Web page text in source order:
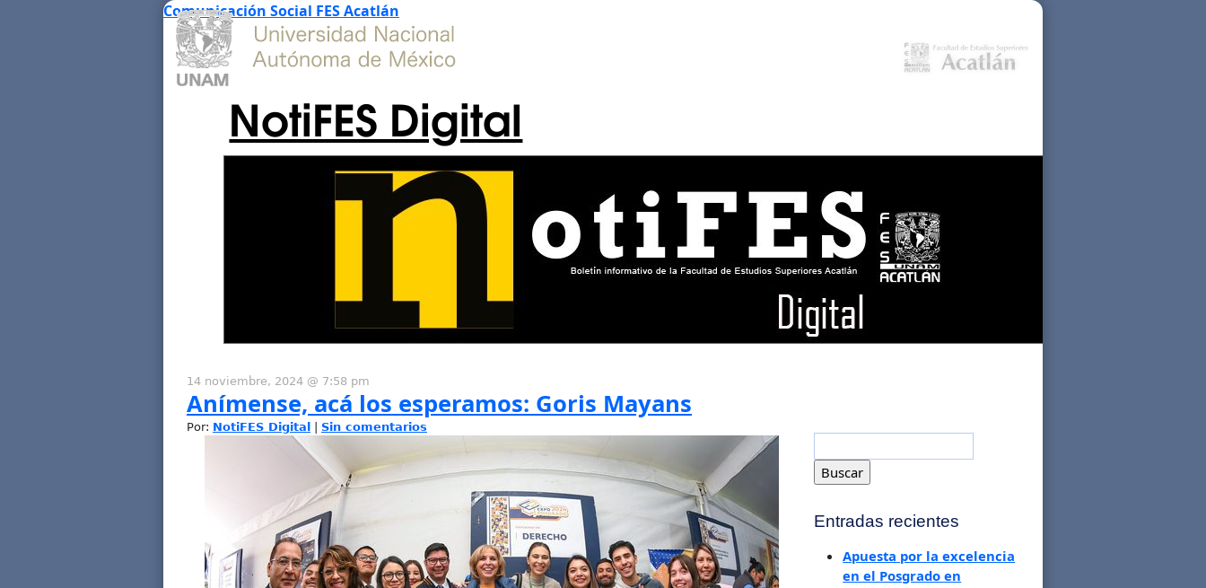
Comunicación Social FES Acatlán
NotiFES Digital
14 noviembre, 2024 @ 7:58 pm
Anímense, acá los esperamos: Goris Mayans
Por: NotiFES Digital Sin comentarios
Entradas recientes
Apuesta por la excelencia
en el Posgrado en